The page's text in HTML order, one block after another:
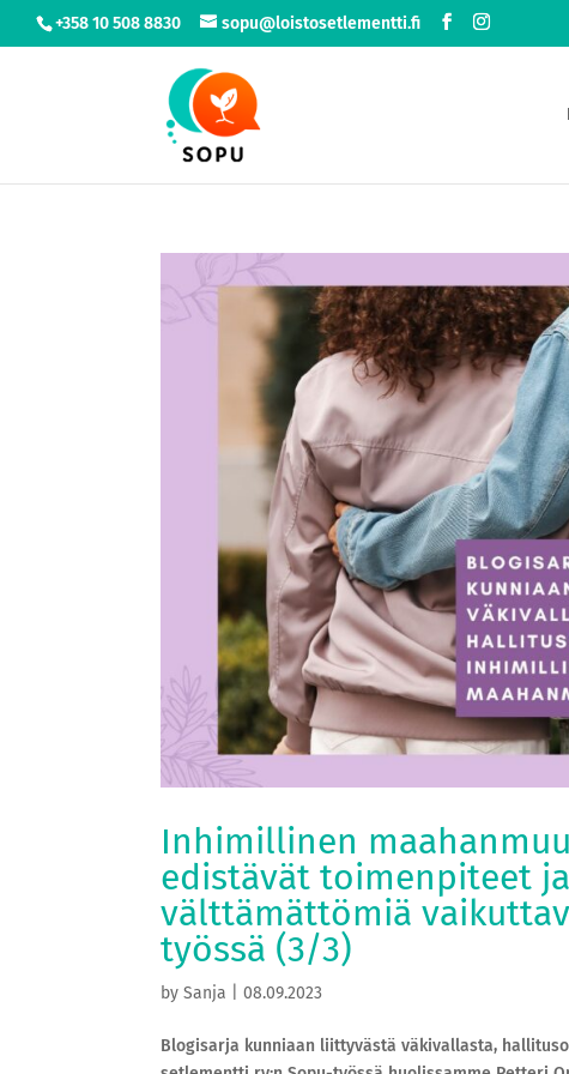
+358 10 508 8830 sopu@loistosetlementti.fi
Inhimillinen
edistävät toimenpiteet
välttämättömiä
työssä (3/3)
bySanja |08.09.2023
Blogisarja kunniaan liittyvästä väkivallasta,